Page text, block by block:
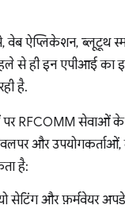
ऐप्लिकेशन, ब्लूटूथ
से ही इन एपीआई का
है.
RFCOMM सेवाओं
और
है:
सेटिंग और फ़र्मवेयर